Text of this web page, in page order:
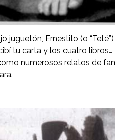
juguetón, Ernestito (o
tu carta y los cuatro
numerosos relatos de